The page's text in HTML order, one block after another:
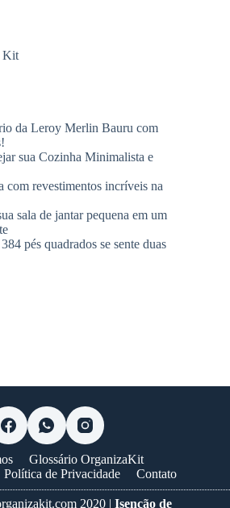
Kit
da Leroy Merlin Bauru com
sua Cozinha Minimalista e
com revestimentos incríveis na
sala de jantar pequena em um
pés quadrados se sente duas
Glossário OrganizaKit
Política de Privacidade Contato
2020 | Isenção de